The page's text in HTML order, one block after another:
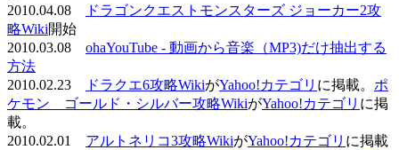
2010.04.08
ドラゴンクエストモンスターズ ジョーカー2攻
略Wiki開始
2010.03.08 ohaYouTube - 動画から音楽（MP3)だけ抽出する
方法
2010.02.23
ドラクエ6攻略WikiがYahoo!カテゴリ に掲載。 ポ
ケモン ゴールド・シルバー攻略WikiがYahoo!カテゴリ に掲
載。
2010.02.01 アルトネリコ3攻略WikiがYahoo!カテゴリ に掲載